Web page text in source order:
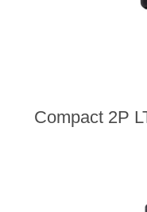
Compact 2P